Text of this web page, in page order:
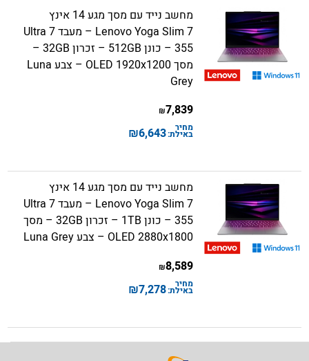
מחשב נייד עם מסך מגע 14 אינץ
Lenovo Yoga Slim 7 – מעבד Ultra 7
355 – כונן 512GB – זכרון 32GB –
מסך OLED 1920x1200 – צבע Luna
Grey
7,839
₪
מחיר
באילת:6,643
₪
מחשב נייד עם מסך מגע 14 אינץ
Lenovo Yoga Slim 7 – מעבד Ultra 7
355 – כונן 1TB – זכרון 32GB – מסך
OLED 2880x1800 – צבע Luna Grey
8,589
₪
מחיר
באילת:7,278
₪